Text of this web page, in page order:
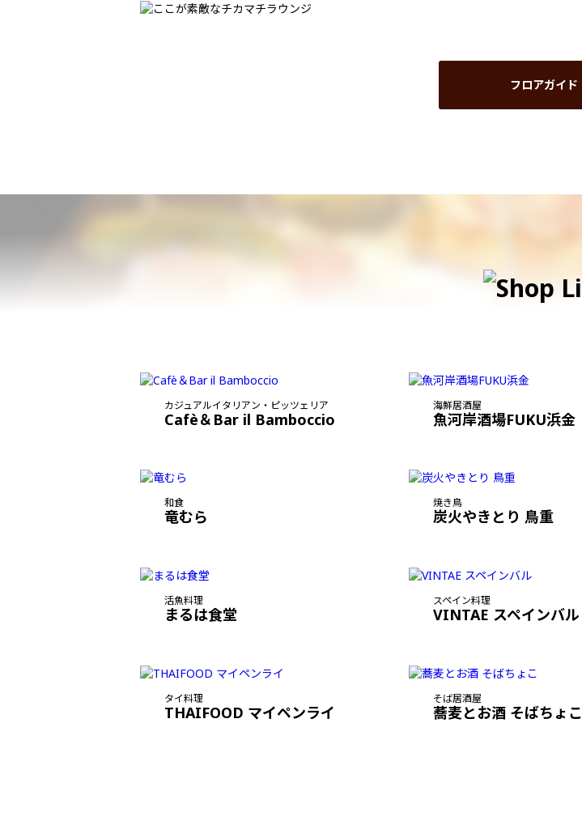
フロアガイド
カジュアルイタリアン・ピッツェリア
Cafè＆Bar il Bamboccio
海鮮居酒屋
魚河岸酒場FUKU浜金
和食
竜むら
焼き鳥
炭火やきとり 鳥重
活魚料理
まるは食堂
スペイン料理
VINTAE スペインバル
タイ料理
THAIFOOD マイペンライ
そば居酒屋
蕎麦とお酒 そばちょこ